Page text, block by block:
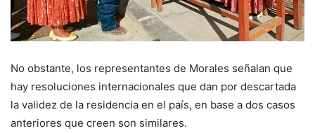
No obstante, los representantes de Morales señalan que
hay resoluciones internacionales que dan por descartada
la validez de la residencia en el país, en base a dos casos
anteriores que creen son similares.